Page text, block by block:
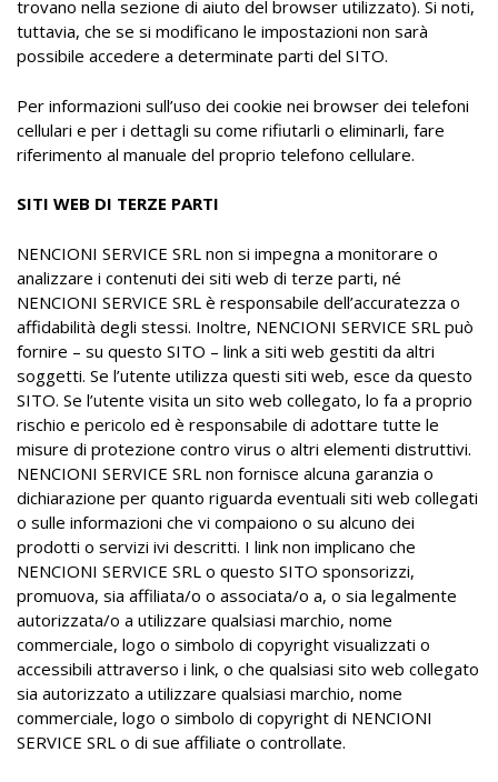
trovano nella sezione di aiuto del browser utilizzato). Si noti,
tuttavia, che se si modificano le impostazioni non sarà
possibile accedere a determinate parti del SITO.
Per informazioni sull’uso dei cookie nei browser dei telefoni
cellulari e per i dettagli su come rifiutarli o eliminarli, fare
riferimento al manuale del proprio telefono cellulare.
SITI WEB DI TERZE PARTI
NENCIONI SERVICE SRL non si impegna a monitorare o
analizzare i contenuti dei siti web di terze parti, né
NENCIONI SERVICE SRL è responsabile dell’accuratezza o
affidabilità degli stessi. Inoltre, NENCIONI SERVICE SRL può
fornire – su questo SITO – link a siti web gestiti da altri
soggetti. Se l’utente utilizza questi siti web, esce da questo
SITO. Se l’utente visita un sito web collegato, lo fa a proprio
rischio e pericolo ed è responsabile di adottare tutte le
misure di protezione contro virus o altri elementi distruttivi.
NENCIONI SERVICE SRL non fornisce alcuna garanzia o
dichiarazione per quanto riguarda eventuali siti web collegati
o sulle informazioni che vi compaiono o su alcuno dei
prodotti o servizi ivi descritti. I link non implicano che
NENCIONI SERVICE SRL o questo SITO sponsorizzi,
promuova, sia affiliata/o o associata/o a, o sia legalmente
autorizzata/o a utilizzare qualsiasi marchio, nome
commerciale, logo o simbolo di copyright visualizzati o
accessibili attraverso i link, o che qualsiasi sito web collegato
sia autorizzato a utilizzare qualsiasi marchio, nome
commerciale, logo o simbolo di copyright di NENCIONI
SERVICE SRL o di sue affiliate o controllate.